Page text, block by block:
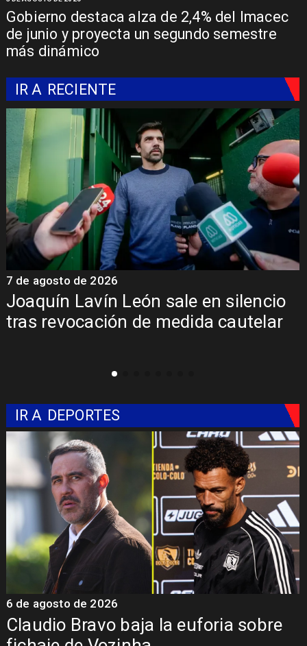
Gobierno destaca alza de 2,4% del Imacec
de junio y proyecta un segundo semestre
más dinámico
IR A RECIENTE
Joaquín Lavín León sale en silencio
tras revocación de medida cautelar
7 de agosto de 2026
IR A DEPORTES
Claudio Bravo baja la euforia sobre
6 de agosto de 2026